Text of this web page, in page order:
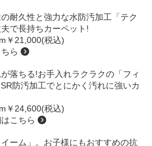
耐久性と強力な水防汚加工 「テク
で長持ちカーペット!
￥21,000(税込)
ら
落ちる!お手入れラクラクの 「フィ
防汚加工でとにかく汚れに強いカ
￥24,600(税込)
こちら
イーム」
。お子様にもおすすめの抗